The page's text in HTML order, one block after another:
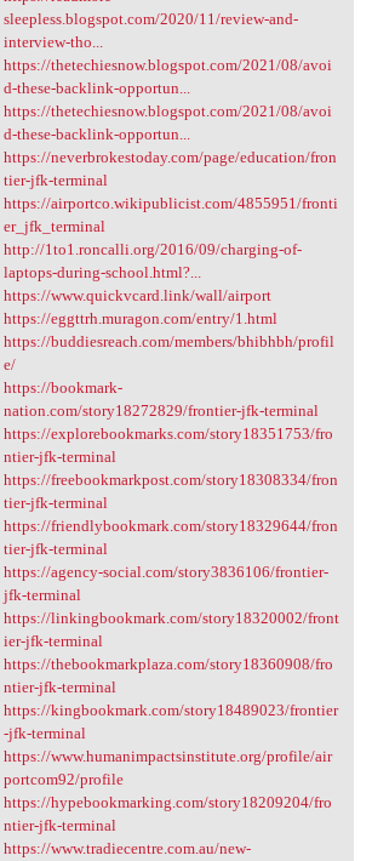
sleepless.blogspot.com/2020/11/review-and-
interview-tho...
https://thetechiesnow.blogspot.com/2021/08/avoi
d-these-backlink-opportun...
https://thetechiesnow.blogspot.com/2021/08/avoi
d-these-backlink-opportun...
https://neverbrokestoday.com/page/education/fron
tier-jfk-terminal
https://airportco.wikipublicist.com/4855951/fronti
er_jfk_terminal
http://1to1.roncalli.org/2016/09/charging-of-
laptops-during-school.html?...
https://www.quickvcard.link/wall/airport
https://eggttrh.muragon.com/entry/1.html
https://buddiesreach.com/members/bhibhbh/profil
e/
https://bookmark-
nation.com/story18272829/frontier-jfk-terminal
https://explorebookmarks.com/story18351753/fro
ntier-jfk-terminal
https://freebookmarkpost.com/story18308334/fron
tier-jfk-terminal
https://friendlybookmark.com/story18329644/fron
tier-jfk-terminal
https://agency-social.com/story3836106/frontier-
jfk-terminal
https://linkingbookmark.com/story18320002/front
ier-jfk-terminal
https://thebookmarkplaza.com/story18360908/fro
ntier-jfk-terminal
https://kingbookmark.com/story18489023/frontier
-jfk-terminal
https://www.humanimpactsinstitute.org/profile/air
portcom92/profile
https://hypebookmarking.com/story18209204/fro
ntier-jfk-terminal
https://www.tradiecentre.com.au/new-